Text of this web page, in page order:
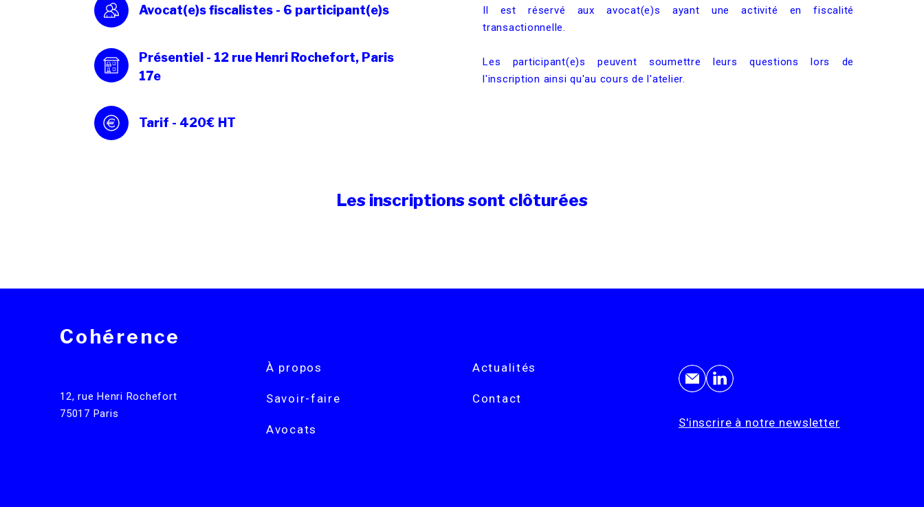
Avocat(e)s fiscalistes - 6 participant(e)s
Présentiel - 12 rue Henri Rochefort, Paris
17e
Tarif - 420€ HT
Il est réservé aux avocat(e)s ayant une activité en fiscalité
transactionnelle.
Les participant(e)s peuvent soumettre leurs questions lors de
l'inscription ainsi qu'au cours de l'atelier.
Les inscriptions sont clôturées
Cohérence
12, rue Henri Rochefort
75017 Paris
À propos
Savoir-faire
Avocats
Actualités
Contact
S'inscrire à notre newsletter